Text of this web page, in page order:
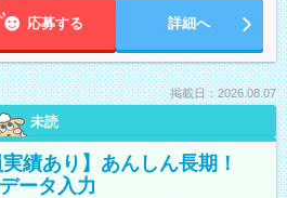
応募する 詳細へ
掲載日：2026.08.07
未読
績あり】あんしん長期！
ータ入力